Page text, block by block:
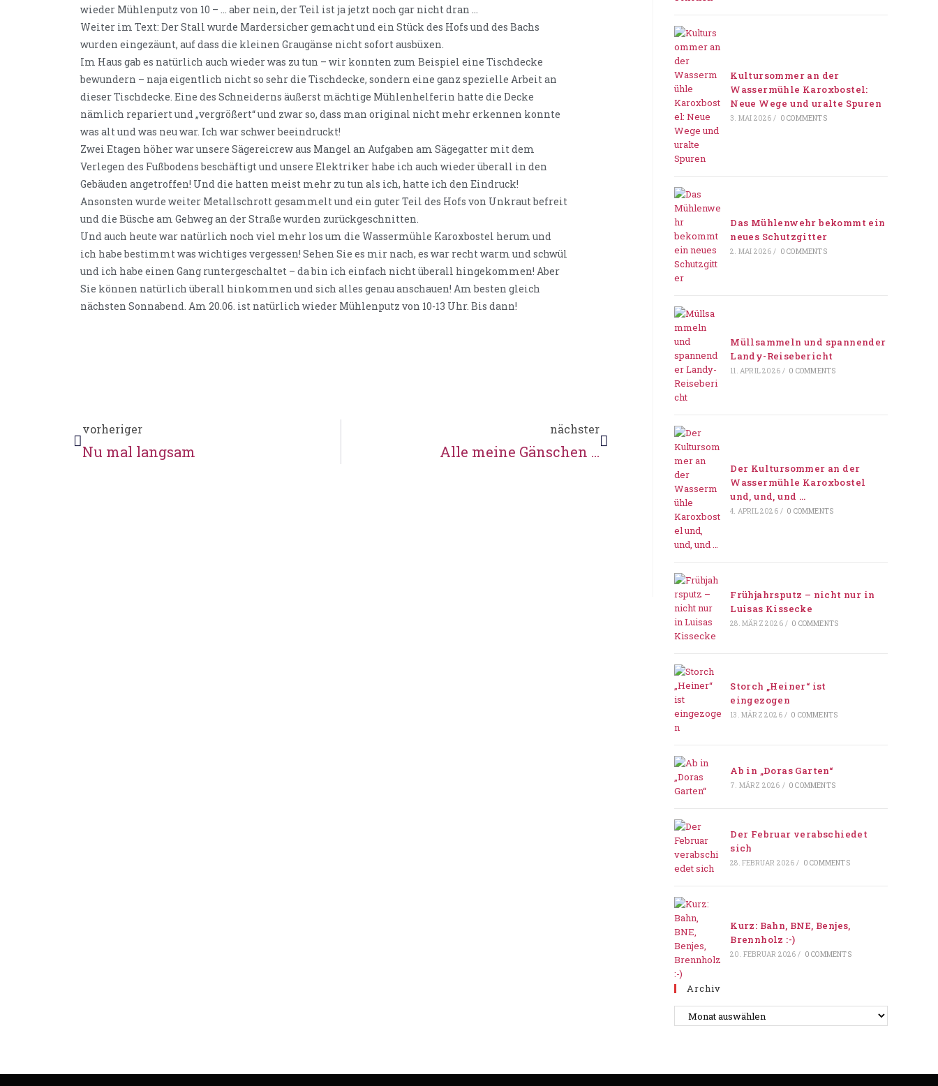
wieder Mühlenputz von 10 – … aber nein, der Teil ist ja jetzt noch gar nicht dran …
Weiter im Text: Der Stall wurde Mardersicher gemacht und ein Stück des Hofs und des Bachs
wurden eingezäunt, auf dass die kleinen Graugänse nicht sofort ausbüxen.
Im Haus gab es natürlich auch wieder was zu tun – wir konnten zum Beispiel eine Tischdecke
bewundern – naja eigentlich nicht so sehr die Tischdecke, sondern eine ganz spezielle Arbeit an
dieser Tischdecke. Eine des Schneiderns äußerst mächtige Mühlenhelferin hatte die Decke
nämlich repariert und „vergrößert“ und zwar so, dass man original nicht mehr erkennen konnte
was alt und was neu war. Ich war schwer beeindruckt!
Zwei Etagen höher war unsere Sägereicrew aus Mangel an Aufgaben am Sägegatter mit dem
Verlegen des Fußbodens beschäftigt und unsere Elektriker habe ich auch wieder überall in den
Gebäuden angetroffen! Und die hatten meist mehr zu tun als ich, hatte ich den Eindruck!
Ansonsten wurde weiter Metallschrott gesammelt und ein guter Teil des Hofs von Unkraut befreit
und die Büsche am Gehweg an der Straße wurden zurückgeschnitten.
Und auch heute war natürlich noch viel mehr los um die Wassermühle Karoxbostel herum und
ich habe bestimmt was wichtiges vergessen! Sehen Sie es mir nach, es war recht warm und schwül
und ich habe einen Gang runtergeschaltet – da bin ich einfach nicht überall hingekommen! Aber
Sie können natürlich überall hinkommen und sich alles genau anschauen! Am besten gleich
nächsten Sonnabend. Am 20.06. ist natürlich wieder Mühlenputz von 10-13 Uhr. Bis dann!
vorheriger
Nu mal langsam
nächster
Alle meine Gänschen …
Kultursommer an der
Wassermühle Karoxbostel:
Neue Wege und uralte Spuren
3. MAI 2026 / 0 COMMENTS
Das Mühlenwehr bekommt ein
neues Schutzgitter
2. MAI 2026 / 0 COMMENTS
Müllsammeln und spannender
Landy-Reisebericht
11. APRIL 2026 / 0 COMMENTS
Der Kultursommer an der
Wassermühle Karoxbostel
und, und, und …
4. APRIL 2026 / 0 COMMENTS
Frühjahrsputz – nicht nur in
Luisas Kissecke
28. MÄRZ 2026 / 0 COMMENTS
Storch „Heiner“ ist
eingezogen
13. MÄRZ 2026 / 0 COMMENTS
Ab in „Doras Garten“
7. MÄRZ 2026 / 0 COMMENTS
Der Februar verabschiedet
sich
28. FEBRUAR 2026 / 0 COMMENTS
Kurz: Bahn, BNE, Benjes,
Brennholz :-)
20. FEBRUAR 2026 / 0 COMMENTS
Archiv